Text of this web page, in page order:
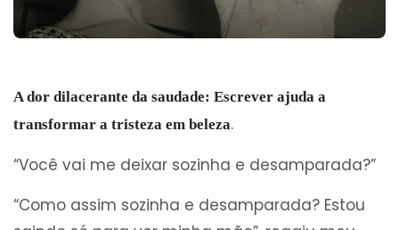
A dor dilacerante da saudade: Escrever ajuda a
transformar a tristeza em beleza.
“Você vai me deixar sozinha e desamparada?”
“Como assim sozinha e desamparada? Estou